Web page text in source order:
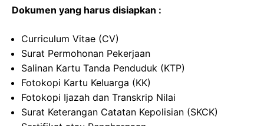
Dokumen yang harus disiapkan :
Curriculum Vitae (CV)
Surat Permohonan Pekerjaan
Salinan Kartu Tanda Penduduk (KTP)
Fotokopi Kartu Keluarga (KK)
Fotokopi Ijazah dan Transkrip Nilai
Surat Keterangan Catatan Kepolisian (SKCK)